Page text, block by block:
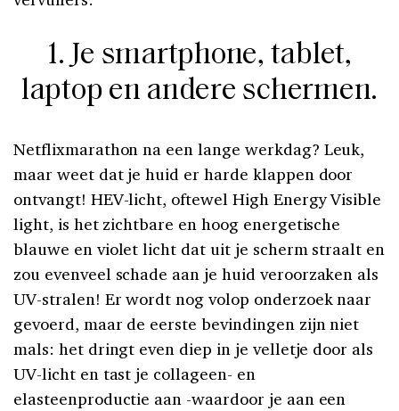
1. Je smartphone, tablet,
laptop en andere schermen.
Netflixmarathon na een lange werkdag? Leuk,
maar weet dat je huid er harde klappen door
ontvangt! HEV-licht, oftewel High Energy Visible
light, is het zichtbare en hoog energetische
blauwe en violet licht dat uit je scherm straalt en
zou evenveel schade aan je huid veroorzaken als
UV-stralen! Er wordt nog volop onderzoek naar
gevoerd, maar de eerste bevindingen zijn niet
mals: het dringt even diep in je velletje door als
UV-licht en tast je collageen- en
elasteenproductie aan -waardoor je aan een